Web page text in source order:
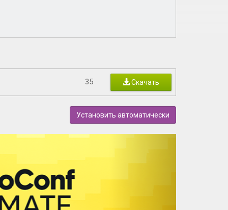
35 Скачать
Установить автоматически